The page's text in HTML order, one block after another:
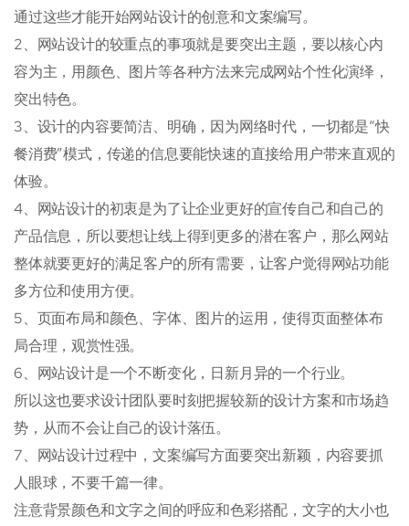
通过这些才能开始网站设计的创意和文案编写。
2、网站设计的较重点的事项就是要突出主题，要以核心内
容为主，用颜色、图片等各种方法来完成网站个性化演绎，
突出特色。
3、设计的内容要简洁、明确，因为网络时代，一切都是“快
餐消费”模式，传递的信息要能快速的直接给用户带来直观的
体验。
4、网站设计的初衷是为了让企业更好的宣传自己和自己的
产品信息，所以要想让线上得到更多的潜在客户，那么网站
整体就要更好的满足客户的所有需要，让客户觉得网站功能
多方位和使用方便。
5、页面布局和颜色、字体、图片的运用，使得页面整体布
局合理，观赏性强。
6、网站设计是一个不断变化，日新月异的一个行业。
所以这也要求设计团队要时刻把握较新的设计方案和市场趋
势，从而不会让自己的设计落伍。
7、网站设计过程中，文案编写方面要突出新颖，内容要抓
人眼球，不要千篇一律。
注意背景颜色和文字之间的呼应和色彩搭配，文字的大小也